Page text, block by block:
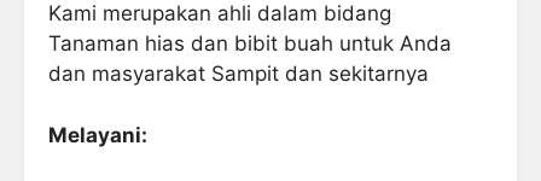
Kami merupakan ahli dalam bidang
Tanaman hias dan bibit buah untuk Anda
dan masyarakat Sampit dan sekitarnya
Melayani: